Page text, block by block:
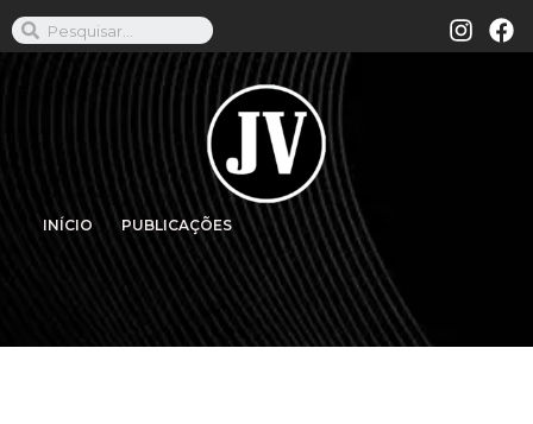
INÍCIO PUBLICAÇÕES